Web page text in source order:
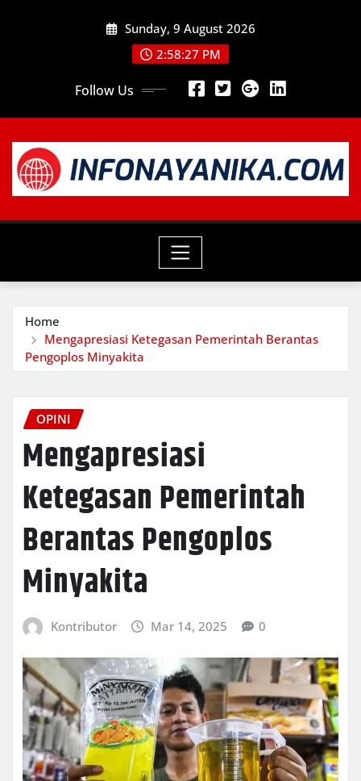
Sunday, 9 August 2026
2:58:28 PM
Follow Us
Home
Mengapresiasi Ketegasan Pemerintah Berantas
Pengoplos Minyakita
OPINI
Mengapresiasi
Ketegasan Pemerintah
Berantas Pengoplos
Minyakita
Kontributor Mar 14, 2025 0